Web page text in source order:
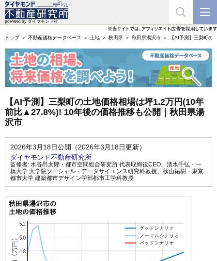
トップ 不動産価格データベース 土地 秋田県 秋田県湯沢市 【AI予測】三梨町
【AI予測】三梨町の土地価格相場は坪1.2万円(10年
前比▲27.8%)! 10年後の価格推移も公開｜秋田県湯
沢市
2026年3月18日公開（2026年3月18日更新）
ダイヤモンド不動産研究所
監修者: 水谷昂太郎・都市空間総合研究所 代表取締役CEO、 清水千弘・一
橋大学 大学院ソーシャル・データサイエンス研究科教授、 秋山祐樹・東京
都市大学 建築都市デザイン学部都市工学科教授